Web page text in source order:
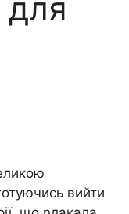
для
вийти